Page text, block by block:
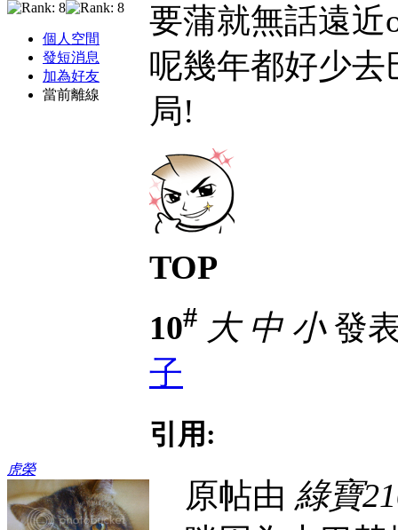
個人空間
發短消息
加為好友
當前離線
要蒲就無話遠
呢幾年都好少
局!
TOP
虎榮
10# 大 中 小發
子
引用:
原帖由 綠寶